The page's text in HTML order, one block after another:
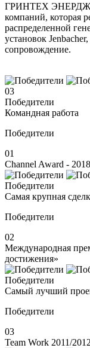
ГРИНТЕХ
компаний, которая
распределенной
установок
сопровождение.
03
Победители
Командная работа
Победители
01
Channel Award -
Победители
Самая крупная
Победители
02
Международная
достижения»
Победители
Самый лучший
Победители
03
Team Work 2011/2012